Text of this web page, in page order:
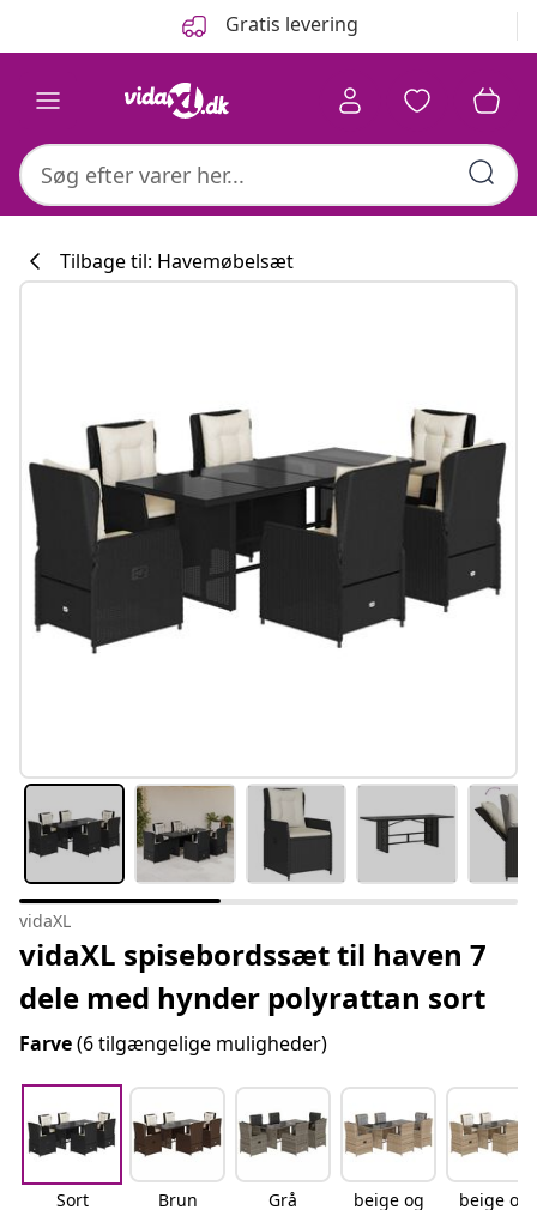
Gratis levering
#sharemevidaxl
Tilbage til: Havemøbelsæt
vidaXL
vidaXL spisebordssæt til haven 7
dele med hynder polyrattan sort
Farve(6 tilgængelige muligheder)
Sort Brun Grå
beige og
beige og